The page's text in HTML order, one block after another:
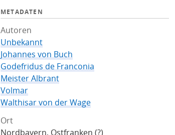
METADATEN
Autoren
Unbekannt
Johannes von Buch
Godefridus de Franconia
Meister Albrant
Volmar
Walthisar von der Wage
Ort
Nordbayern, Ostfranken (?)